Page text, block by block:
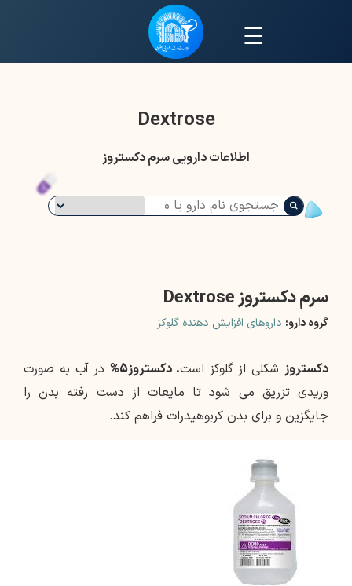
☰
Dextrose
اطلاعات دارویی سرم دکستروز
سرم دکستروز Dextrose
گروه دارو: داروهای افزایش دهنده گلوکز
دکستروزشکلی از گلوکز است. دکستروز5%
در آب به صورت
وریدی تزریق می شود تا مایعات از دست رفته بدن را
جایگزین و برای بدن کربوهیدرات فراهم کند.